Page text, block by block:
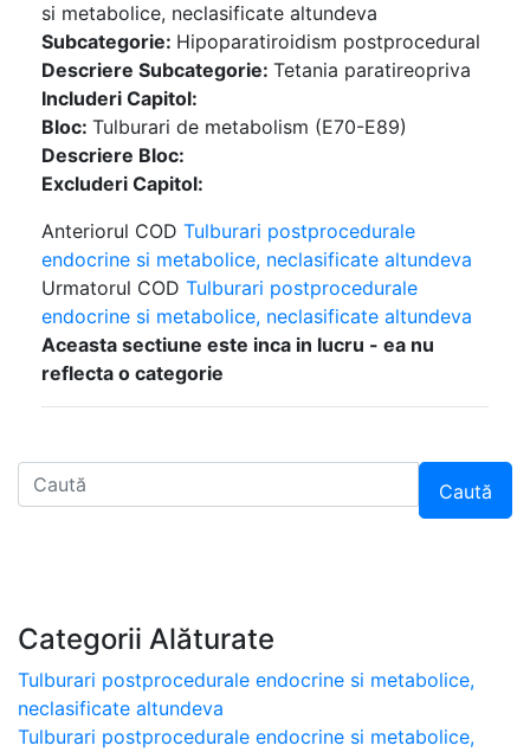
si metabolice, neclasificate altundeva
Subcategorie: Hipoparatiroidism postprocedural
Descriere Subcategorie: Tetania paratireopriva
Includeri Capitol:
Bloc: Tulburari de metabolism (E70-E89)
Descriere Bloc:
Excluderi Capitol:
Anteriorul COD Tulburari postprocedurale
endocrine si metabolice, neclasificate altundeva
Urmatorul COD Tulburari postprocedurale
endocrine si metabolice, neclasificate altundeva
Aceasta sectiune este inca in lucru - ea nu
reflecta o categorie
Caută
Categorii Alăturate
Tulburari postprocedurale endocrine si metabolice,
neclasificate altundeva
Tulburari postprocedurale endocrine si metabolice,